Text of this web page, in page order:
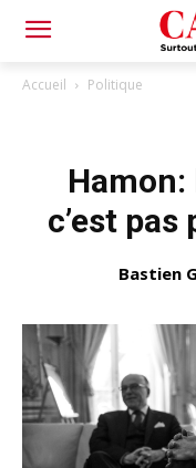
Accueil Politique
c’est
Bastien